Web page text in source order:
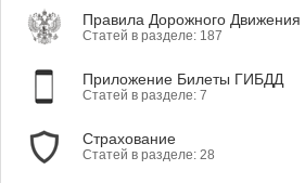
Правила Дорожного Движения
Статей в разделе: 187
Приложение Билеты ГИБДД
Статей в разделе: 7
Страхование
Статей в разделе: 28